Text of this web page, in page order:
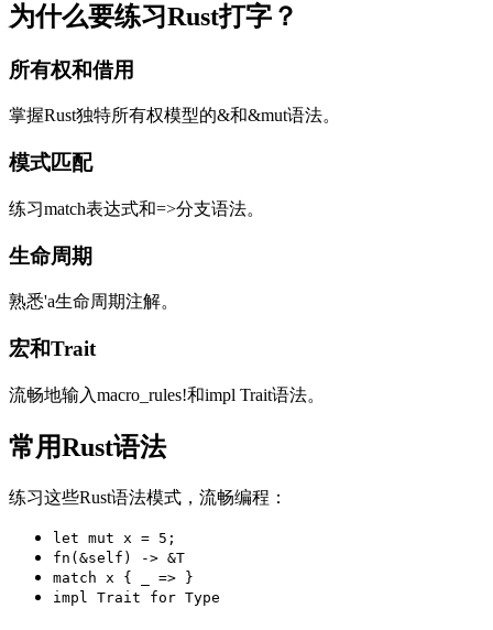
为什么要练习Rust打字？
所有权和借用
掌握Rust独特所有权模型的&和&mut语法。
模式匹配
练习match表达式和=>分支语法。
生命周期
熟悉'a生命周期注解。
宏和Trait
流畅地输入macro_rules!和impl Trait语法。
常用Rust语法
练习这些Rust语法模式，流畅编程：
let mut x = 5;
fn(&self) -> &T
match x { _ => }
impl Trait for Type